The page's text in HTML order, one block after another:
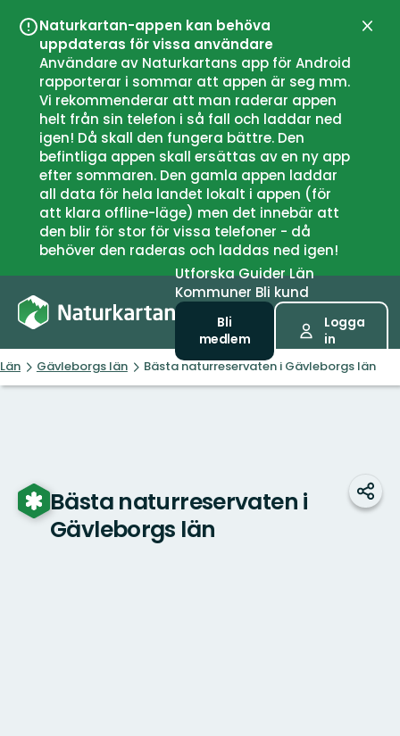
Naturkartan-appen kan behöva
uppdateras för vissa användare
Användare av Naturkartans app för Android
rapporterar i sommar att appen är seg mm.
Vi rekommenderar att man raderar appen
helt från sin telefon i så fall och laddar ned
igen! Då skall den fungera bättre. Den
befintliga appen skall ersättas av en ny app
efter sommaren. Den gamla appen laddar
all data för hela landet lokalt i appen (för
att klara offline-läge) men det innebär att
den blir för stor för vissa telefoner - då
behöver den raderas och laddas ned igen!
UtforskaGuiderLän
Kommuner Bli kund
Bli
medlem
Logga
in
Län Gävleborgs län Bästa naturreservaten i Gävleborgs län
Bästa naturreservaten i
Gävleborgs län
Dela